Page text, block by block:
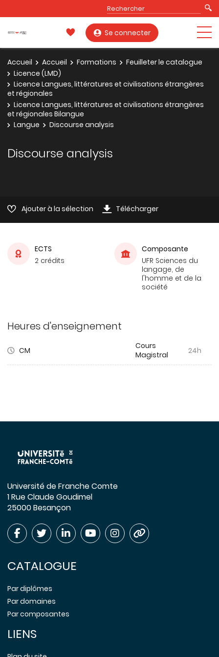
Se connecter
Accueil Accueil Formations
Feuilleter le catalogue
Licence (LMD)
Licence Langues, littératures et civilisations étrangères
et régionales
Licence Langues, littératures et civilisations étrangères
et régionales Bilangue
Langue
Discourse analysis
Discourse analysis
Ajouter à la sélection Télécharger
ECTS
2 crédits
Composante
UFR Sciences du
langage, de
l'homme et de la
société
Heures d'enseignement
CM
Cours
Magistral
24h
Université de Franche Comte
1 Rue Claude Goudimel
25000 Besançon
CATALOGUE
Par diplômes
Par domaines
Par composantes
LIENS